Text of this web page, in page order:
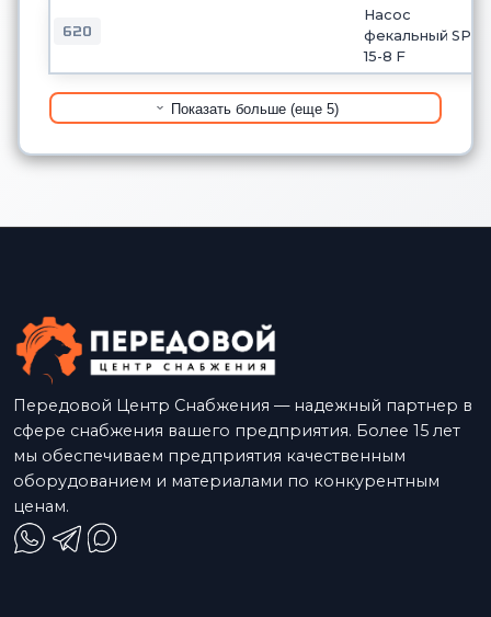
620
Насос
фекальный SP
15-8 F
Показать больше (еще 5)
Передовой Центр Снабжения — надежный партнер в
сфере снабжения вашего предприятия. Более 15 лет
мы обеспечиваем предприятия качественным
оборудованием и материалами по конкурентным
ценам.